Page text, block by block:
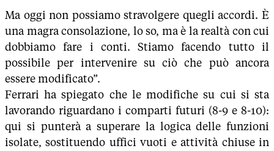
Ma oggi non possiamo stravolgere quegli accordi. È
una magra consolazione, lo so, ma è la realtà con cui
dobbiamo fare i conti. Stiamo facendo tutto il
possibile per intervenire su ciò che può ancora
essere modificato”.
Ferrari ha spiegato che le modifiche su cui si sta
lavorando riguardano i comparti futuri (8-9 e 8-10):
qui si punterà a superare la logica delle funzioni
isolate, sostituendo uffici vuoti e attività chiuse in